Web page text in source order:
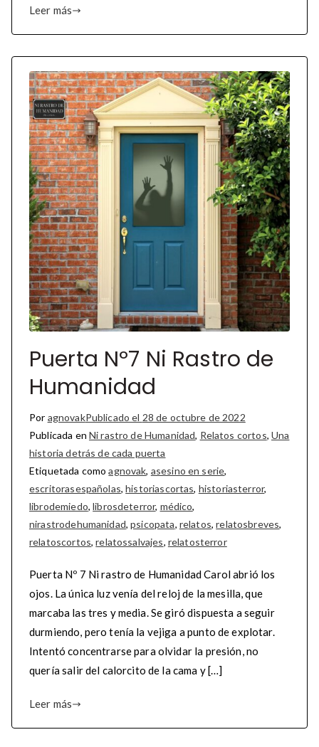
Leer más
Puerta Nº7 Ni Rastro de
Humanidad
Por agnovakPublicado el 28 de octubre de 2022
Publicada en Ni rastro de Humanidad, Relatos cortos, Una
historia detrás de cada puerta
Etiquetada comoagnovak, asesino en serie,
escritorasespañolas,historiascortas, historiasterror,
librodemiedo,librosdeterror, médico,
nirastrodehumanidad,psicopata, relatos,relatosbreves,
relatoscortos,relatossalvajes, relatosterror
Puerta Nº 7 Ni rastro de Humanidad Carol abrió los
ojos. La única luz venía del reloj de la mesilla, que
marcaba las tres y media. Se giró dispuesta a seguir
durmiendo, pero tenía la vejiga a punto de explotar.
Intentó concentrarse para olvidar la presión, no
quería salir del calorcito de la cama y […]
Leer más